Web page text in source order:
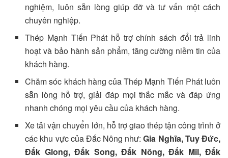
nghiệm, luôn sẵn lòng giúp đỡ và tư vấn một cách
chuyên nghiệp.
Thép Mạnh Tiến Phát hỗ trợ chính sách đổi trả linh
hoạt và bảo hành sản phẩm, tăng cường niềm tin của
khách hàng.
Chăm sóc khách hàng của Thép Mạnh Tiến Phát luôn
sẵn lòng hỗ trợ, giải đáp mọi thắc mắc và đáp ứng
nhanh chóng mọi yêu cầu của khách hàng.
Xe tải vận chuyển lớn, hỗ trợ giao thép tận công trình ở
các khu vực của Đắc Nông như:Gia Nghĩa, Tuy Đức,
Đắk Glong, Đắk Song, Đắk Nông, Đắk Mil, Đắk